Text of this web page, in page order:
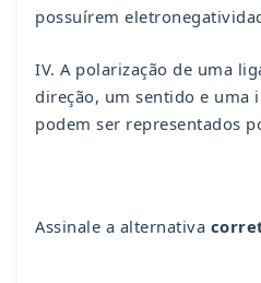
possuírem
IV. A polarização de uma
direção, um sentido e uma
podem ser representados
Assinale a alternativa